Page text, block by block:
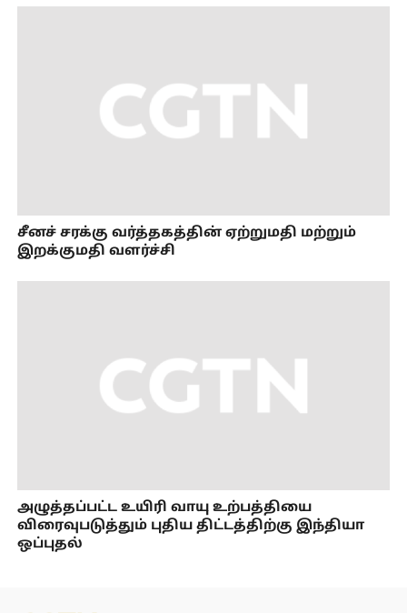
சீனச் சரக்கு வர்த்தகத்தின் ஏற்றுமதி மற்றும்
இறக்குமதி வளர்ச்சி
அழுத்தப்பட்ட உயிரி வாயு உற்பத்தியை
விரைவுபடுத்தும் புதிய திட்டத்திற்கு இந்தியா
ஒப்புதல்